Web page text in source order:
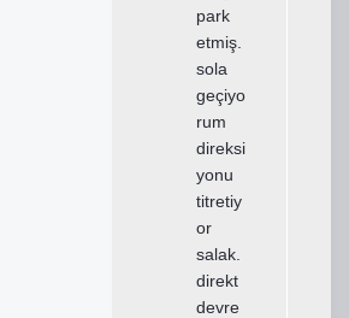
park
etmiş.
sola
geçiyo
rum
direksi
yonu
titretiy
or
salak.
direkt
devre